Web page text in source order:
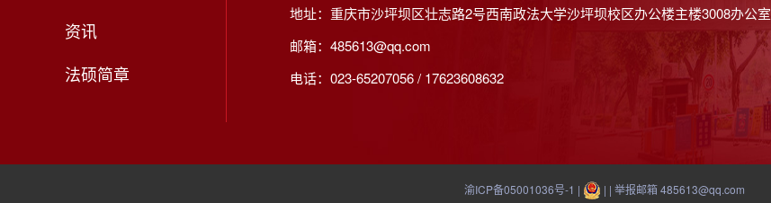
资讯
法硕简章
地址：重庆市沙坪坝区壮志路2号西南政法大学沙坪坝校区办公楼主楼3008办公室
邮箱：485613@qq.com
电话：023-65207056 / 17623608632
渝ICP备05001036号-1 | | | 举报邮箱 485613@qq.com